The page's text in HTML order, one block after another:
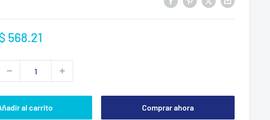
568.21
al carrito Comprar ahora